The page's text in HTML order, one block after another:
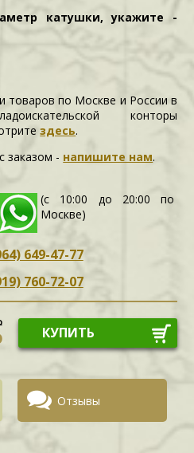
катушки, укажите -
товаров по Москве и России в
конторы
здесь.
заказом - напишите нам.
(с 10:00 до 20:00 по
Москве)
649-47-77
760-72-07
КУПИТЬ
Отзывы